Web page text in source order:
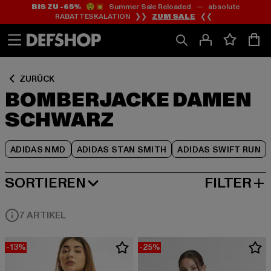
Zum
Inhalt
springen
Zum
Fußzeile
springen
BIS ZU -65%😲💥 Summer Sale Reloaded — absolute
RABATTESKALATION ❯❯ ZUM SALE ❮❮
ZURÜCK
BOMBERJACKE DAMEN
SCHWARZ
ADIDAS NMD ADIDAS STAN SMITH ADIDAS SWIFT RUN
Zum
Produktraster
springen
SORTIEREN
BELIEBTESTE FILTER
7 ARTIKEL
-13% -25%